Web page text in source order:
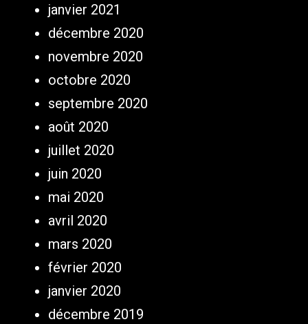
janvier 2021
décembre 2020
novembre 2020
octobre 2020
septembre 2020
août 2020
juillet 2020
juin 2020
mai 2020
avril 2020
mars 2020
février 2020
janvier 2020
décembre 2019